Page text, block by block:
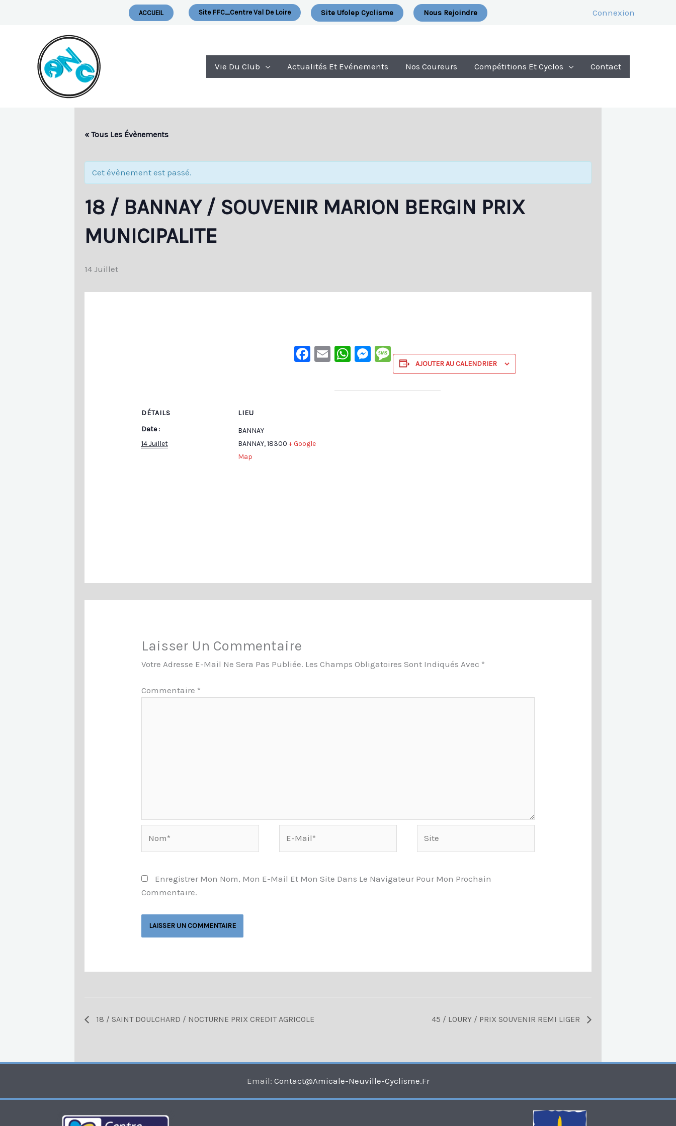
ACCUEIL Site FFC_Centre Val De Loire Site Ufolep Cyclisme Nous Rejoindre Connexion
Vie Du Club Actualités Et Evénements Nos Coureurs Compétitions Et Cyclos Contact
« Tous Les Évènements
Cet évènement est passé.
18 / BANNAY / SOUVENIR MARION BERGIN PRIX
MUNICIPALITE
14 Juillet
Facebook
EmailWhatsApp
Messenger
Message
AJOUTER AU CALENDRIER
DÉTAILS
Date :
14 Juillet
LIEU
BANNAY
BANNAY,18300 + Google
Map
Laisser Un Commentaire
Votre Adresse E-Mail Ne Sera Pas Publiée. Les Champs Obligatoires Sont Indiqués Avec *
Commentaire *
Mail*
Enregistrer Mon Nom, Mon E-Mail Et Mon Site Dans Le Navigateur Pour Mon Prochain
Commentaire.
18 / SAINT DOULCHARD / NOCTURNE PRIX CREDIT AGRICOLE 45 / LOURY / PRIX SOUVENIR REMI LIGER
Email: Contact@amicale-Neuville-Cyclisme.fr